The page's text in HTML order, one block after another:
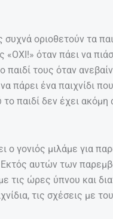
συχνά οριοθετούν τα
όταν πάει να
τους όταν
πάρει ένα παιχνίδι
παιδί δεν έχει ακόμη
ο γονιός μιλάμε για
Εκτός αυτών των
τις ώρες ύπνου και
τις σχέσεις με